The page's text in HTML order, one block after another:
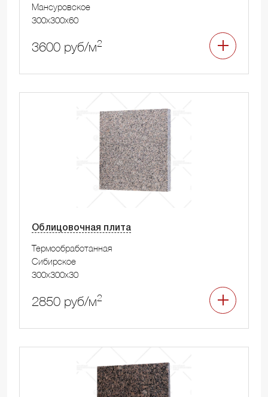
Мансуровское
300x300x60
3600 руб/м2
Облицовочная плита
Термообработанная
Сибирское
300x300x30
2850 руб/м2